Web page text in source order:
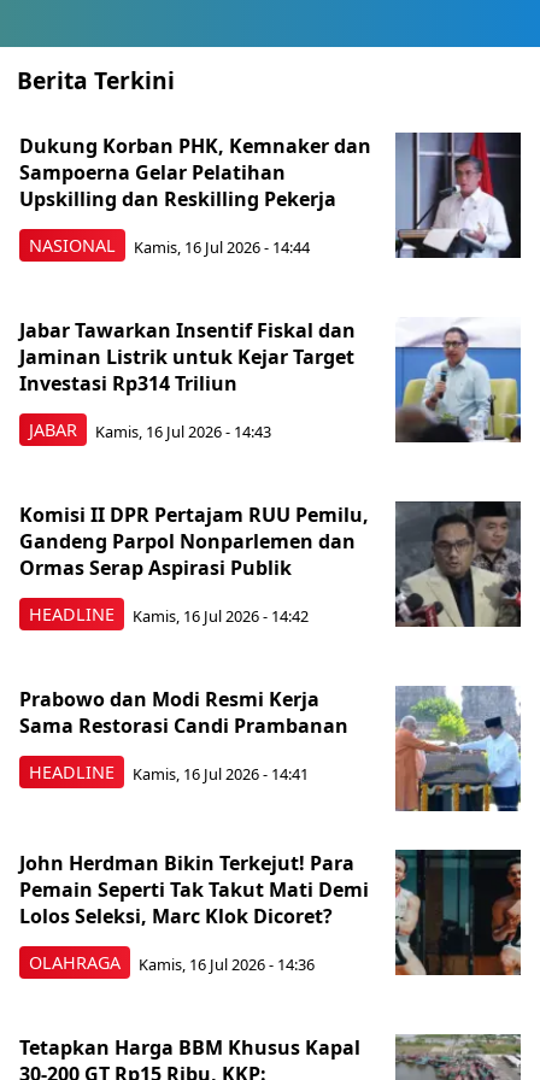
Berita Terkini
NASIONAL
Dukung Korban PHK, Kemnaker dan
Sampoerna Gelar Pelatihan
Upskilling dan Reskilling Pekerja
Kamis, 16 Jul 2026 - 14:44
JABAR
Jabar Tawarkan Insentif Fiskal dan
Jaminan Listrik untuk Kejar Target
Investasi Rp314 Triliun
Kamis, 16 Jul 2026 - 14:43
HEADLINE
Komisi II DPR Pertajam RUU Pemilu,
Gandeng Parpol Nonparlemen dan
Ormas Serap Aspirasi Publik
Kamis, 16 Jul 2026 - 14:42
HEADLINE
Prabowo dan Modi Resmi Kerja
Sama Restorasi Candi Prambanan
Kamis, 16 Jul 2026 - 14:41
OLAHRAGA
John Herdman Bikin Terkejut! Para
Pemain Seperti Tak Takut Mati Demi
Lolos Seleksi, Marc Klok Dicoret?
Kamis, 16 Jul 2026 - 14:36
Tetapkan Harga BBM Khusus Kapal
30-200 GT Rp15 Ribu, KKP: